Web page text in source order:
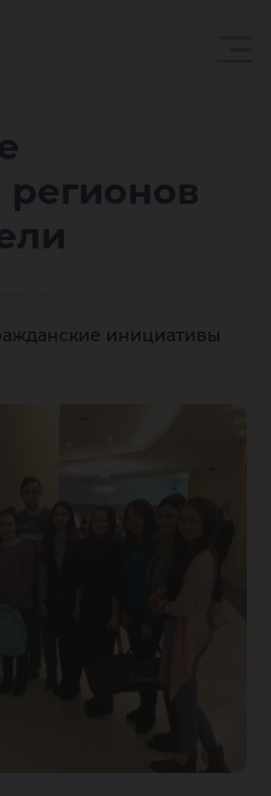
инициативы